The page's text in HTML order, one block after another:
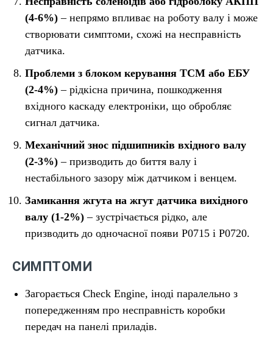
(4-6%) – непрямо впливає на роботу валу і може
створювати симптоми, схожі на несправність
датчика.
Проблеми з блоком керування ТСМ або ЕБУ
(2-4%) – рідкісна причина, пошкодження
вхідного каскаду електроніки, що обробляє
сигнал датчика.
Механічний знос підшипників вхідного валу
(2-3%) – призводить до биття валу і
нестабільного зазору між датчиком і венцем.
Замикання жгута на жгут датчика вихідного
валу (1-2%) – зустрічається рідко, але
призводить до одночасної появи P0715 і P0720.
СИМПТОМИ
Загорається Check Engine, іноді паралельно з
попередженням про несправність коробки
передач на панелі приладів.